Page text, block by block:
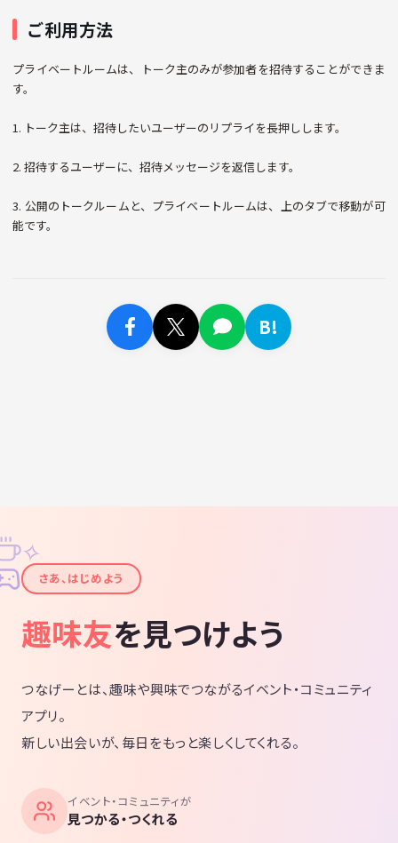
ご利用方法
プライベートルームは、トーク主のみが参加者を招待することができま
す。
1. トーク主は、招待したいユーザーのリプライを長押しします。
2. 招待するユーザーに、招待メッセージを返信します。
3. 公開のトークルームと、プライベートルームは、上のタブで移動が可
能です。
B!
✦
✧
さあ、はじめよう
趣味友を見つけよう
つなげーとは、趣味や興味でつながるイベント・コミュニティ
アプリ。
新しい出会いが、毎日をもっと楽しくしてくれる。
イベント・コミュニティが
見つかる・つくれる